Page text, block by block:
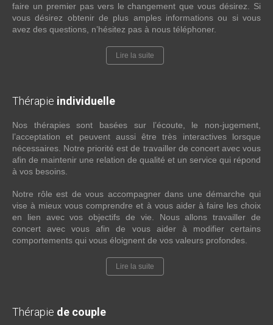
faire un premier pas vers le changement que vous désirez. Si
vous désirez obtenir de plus amples informations ou si vous
avez des questions, n’hésitez pas à nous téléphoner.
Lire la suite
Thérapie individuelle
Nos thérapies sont basées sur l’écoute, le non-jugement,
l’acceptation et peuvent aussi être très interactives lorsque
nécessaires. Notre priorité est de travailler de concert avec vous
afin de maintenir une relation de qualité et un service qui répond
à vos besoins.
Notre rôle est de vous accompagner dans une démarche qui
vise à mieux vous comprendre et à vous aider à faire les choix
en lien avec vos objectifs de vie. Nous allons travailler de
concert avec vous afin de vous aider à modifier certains
comportements qui vous éloignent de vos valeurs profondes.
Lire la suite
Thérapie de couple